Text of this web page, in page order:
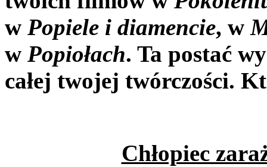
w Popiele i dia­mencie, w
w Popiołach. Ta postać
całej twojej twórczości.
Chłopiec